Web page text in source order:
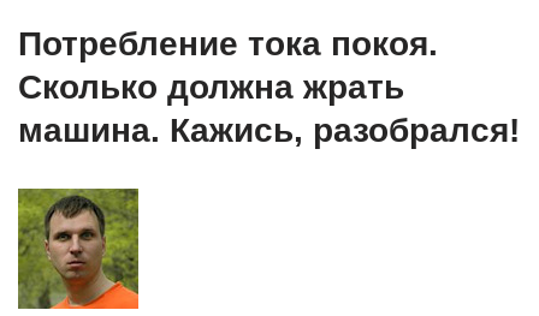
Потребление тока покоя.
Сколько должна жрать
машина. Кажись, разобрался!